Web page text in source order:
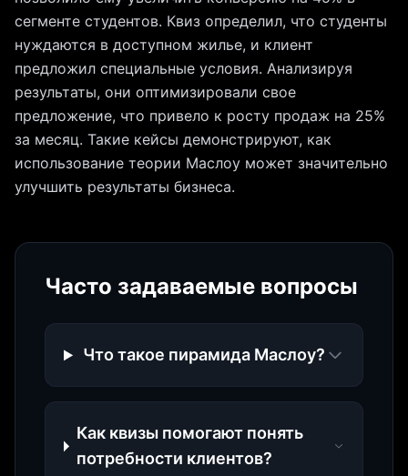
сегменте студентов. Квиз определил, что студенты
нуждаются в доступном жилье, и клиент
предложил специальные условия. Анализируя
результаты, они оптимизировали свое
предложение, что привело к росту продаж на 25%
за месяц. Такие кейсы демонстрируют, как
использование теории Маслоу может значительно
улучшить результаты бизнеса.
Часто задаваемые вопросы
Что такое пирамида Маслоу?
Как квизы помогают понять
потребности клиентов?